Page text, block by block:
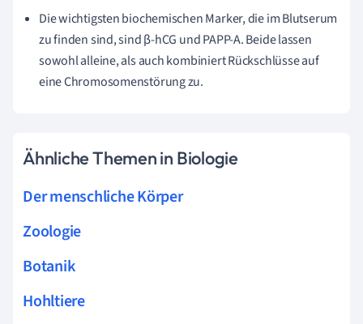
Die wichtigsten biochemischen Marker, die im Blutserum
zu finden sind, sind β-hCG und PAPP-A. Beide lassen
sowohl alleine, als auch kombiniert Rückschlüsse auf
eine Chromosomenstörung zu.
Ähnliche Themen in Biologie
Der menschliche Körper
Zoologie
Botanik
Hohltiere